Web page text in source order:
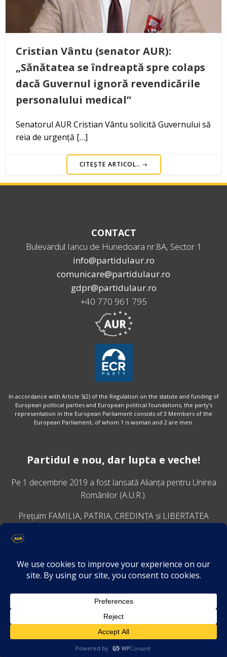
Cristian Vântu (senator AUR):
„Sănătatea se îndreaptă spre colaps
dacă Guvernul ignoră revendicările
personalului medical”
Senatorul AUR Cristian Vântu solicită Guvernului să
reia de urgență […]
CITEȘTE ARTICOL..
CONTACT
Bulevardul Iancu de Hunedoara nr.8A, Sector 1
info@partidulaur.ro
comunicare@partidulaur.ro
gdpr@partidulaur.ro
+40 770 961 795
In accordance with Article 5(2) of the Regulation on the statute and funding of
European political parties and European political foundations, the party’s
representation in the European Parliament consists of 3 Members of the
European Parliament, of whom 1 is woman and 2 are men.
Partidul e nou, dar lupta e veche!
Pe 1 decembrie 2019 a fost lansatăAlianța pentru Unirea
Românilor (A.U.R.).
Prețuim FAMILIA, PATRIA, CREDINȚA și LIBERTATEA
VINO ALĂTURI DE NOI
Descarcă aplicația Platforma AUR
Termeni și condiții de confidențialitate
GDPR